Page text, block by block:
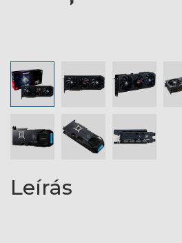
Leírás